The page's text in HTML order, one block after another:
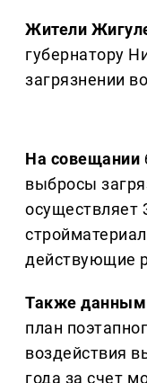
Жители
губернатору
загрязнении
На совещании
выбросы
осуществляет
действующие
Также данным
план
воздействия
года за счет